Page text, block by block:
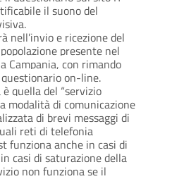
il suono del
nell’invio e ricezione del
presente nel
Campania, con rimando
on-line.
quella del “servizio
modalità di comunicazione
di brevi messaggi di
reti di telefonia
funziona anche in casi di
casi di saturazione della
non funziona se il